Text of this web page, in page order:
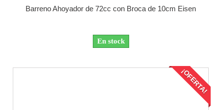
Barreno Ahoyador de 72cc con Broca de 10cm Eisen
En stock
¡OFERTA!